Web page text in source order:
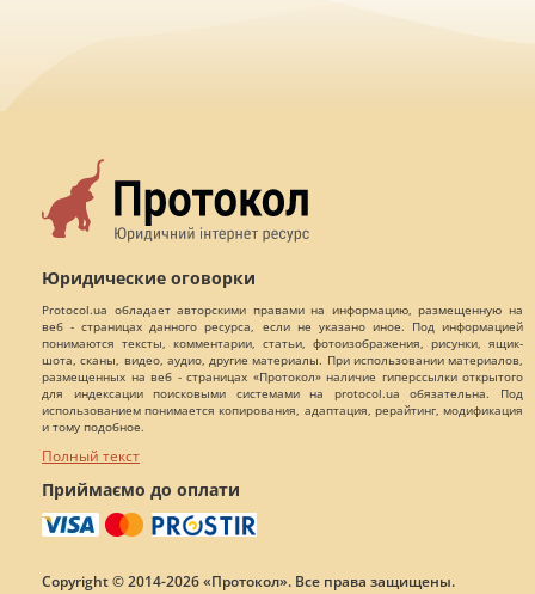
Юридические оговорки
Protocol.ua обладает авторскими правами на информацию, размещенную на
веб - страницах данного ресурса, если не указано иное. Под информацией
понимаются тексты, комментарии, статьи, фотоизображения, рисунки, ящик-
шота, сканы, видео, аудио, другие материалы. При использовании материалов,
размещенных на веб - страницах «Протокол» наличие гиперссылки открытого
для индексации поисковыми системами на protocol.ua обязательна. Под
использованием понимается копирования, адаптация, рерайтинг, модификация
и тому подобное.
Полный текст
Приймаємо до оплати
Copyright © 2014-2026 «Протокол». Все права защищены.